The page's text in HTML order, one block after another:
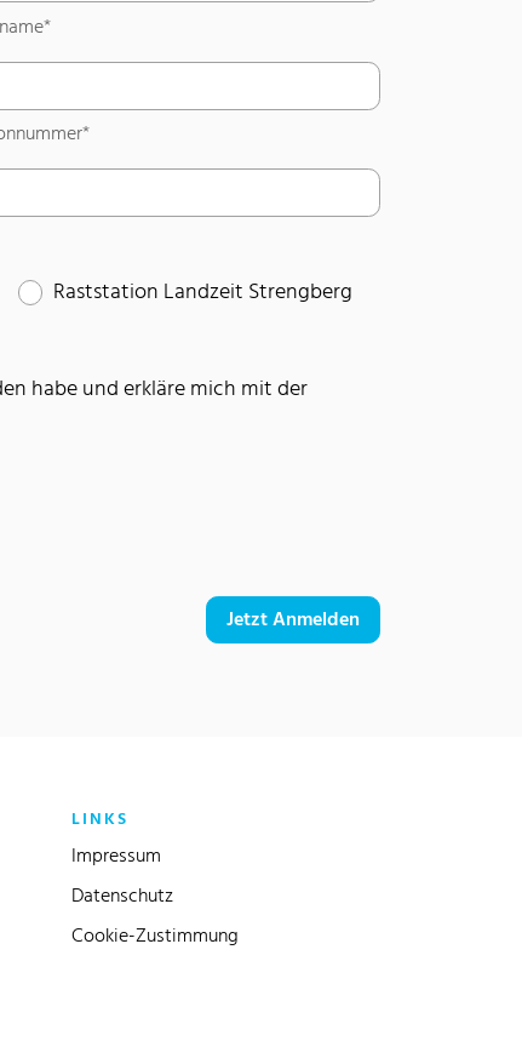
Raststation Landzeit Strengberg
habe und erkläre mich mit der
Jetzt Anmelden
LINKS
Impressum
Datenschutz
Cookie-Zustimmung